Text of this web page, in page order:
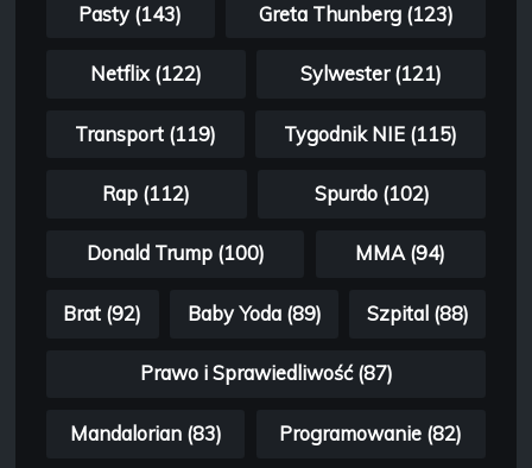
Pasty (143) Greta Thunberg (123)
Netflix (122) Sylwester (121)
Transport (119) Tygodnik NIE (115)
Rap (112) Spurdo (102)
Donald Trump (100) MMA (94)
Brat (92) Baby Yoda (89) Szpital (88)
Prawo i Sprawiedliwość (87)
Mandalorian (83) Programowanie (82)